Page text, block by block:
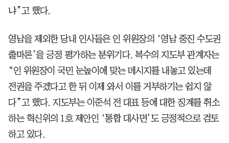
냐”고 했다.
영남을 제외한 당내 인사들은 인 위원장의 ‘영남 중진 수도권
출마론’을 긍정 평가하는 분위기다. 복수의 지도부 관계자는
“인 위원장이 국민 눈높이에 맞는 메시지를 내놓고 있는데
전권을 주겠다고 한 뒤 이제 와서 이를 거부하기는 쉽지 않
다”고 했다. 지도부는 이준석 전 대표 등에 대한 징계를 취소
하는 혁신위의 1호 제안인 ‘통합 대사면’도 긍정적으로 검토
하고 있다.